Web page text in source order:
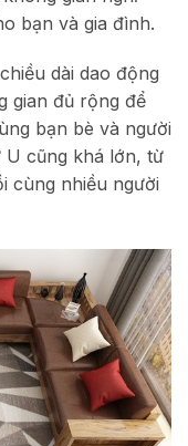
bạn và gia đình.
dài dao động
gian đủ rộng để
bạn bè và người
U cũng khá lớn, từ
cùng nhiều người